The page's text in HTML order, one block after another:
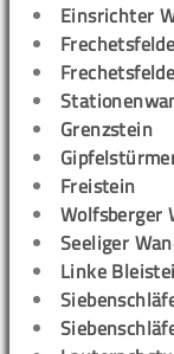
Einsrichter
Grenzstein
Freistein
Wolfsberger
Seeliger
Linke